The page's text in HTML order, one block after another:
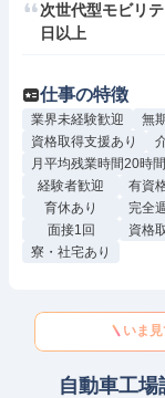
次世代型モビリ
日以上
仕事の特徴
業界未経験歓迎 無
資格取得支援あり
月平均残業時間20時
経験者歓迎
有資
育休あり
完全
面接1回
資格
寮・社宅あり
いま
自動車工